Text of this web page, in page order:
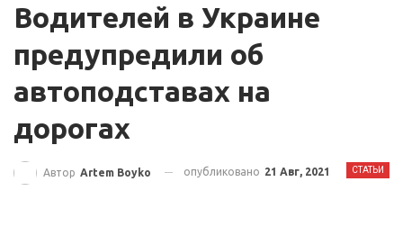
Водителей в Украине
предупредили об
автоподставах на
дорогах
СТАТЬИ
Автор Artem Boyko опубликовано 21 Авг, 2021